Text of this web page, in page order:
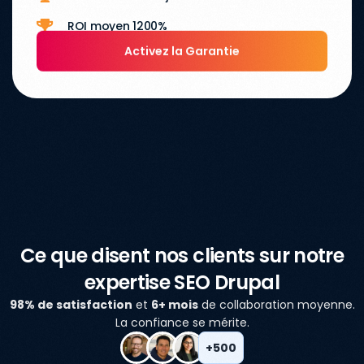
ROI moyen 1200%
Activez la Garantie
Ce que disent nos clients sur notre
expertise SEO Drupal
98% de satisfaction et 6+ moisde collaboration moyenne.
La confiance se mérite.
+500